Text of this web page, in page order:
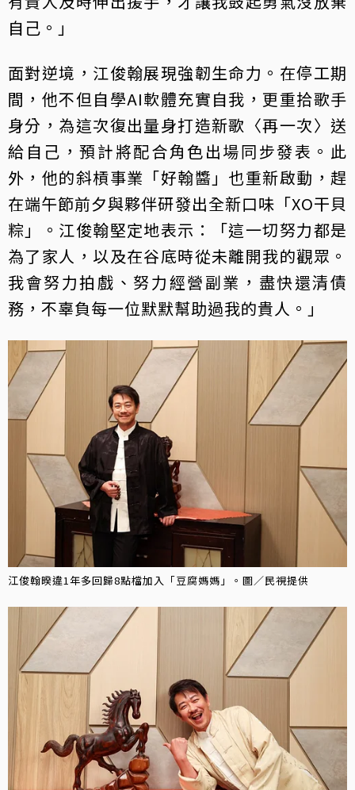
自己。」
面對逆境，江俊翰展現強韌生命力。在停工期
間，他不但自學AI軟體充實自我，更重拾歌手
身分，為這次復出量身打造新歌〈再一次〉送
給自己，預計將配合角色出場同步發表。此
外，他的斜槓事業「好翰醬」也重新啟動，趕
在端午節前夕與夥伴研發出全新口味「XO干貝
粽」。江俊翰堅定地表示：「這一切努力都是
為了家人，以及在谷底時從未離開我的觀眾。
我會努力拍戲、努力經營副業，盡快還清債
務，不辜負每一位默默幫助過我的貴人。」
江俊翰暌違1年多回歸8點檔加入「豆腐媽媽」。圖／民視提供